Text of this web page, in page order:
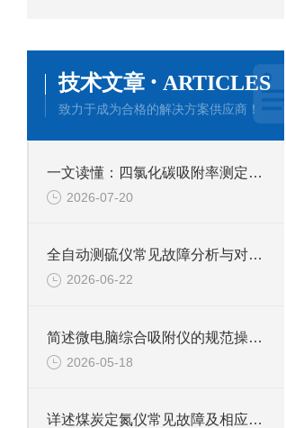
技术文章 · ARTICLES
致力于成为合格的解决方案供应商！
一文读懂：四氯化碳吸附率测定仪的正确使用方法与避坑技巧
2026-07-20
全自动测硫仪常见故障分析与对应解决策略分享
2026-06-22
简述微电脑综合吸附仪的规范操作流程
2026-05-18
详述煤炭定氮仪常见故障及相应解决措施